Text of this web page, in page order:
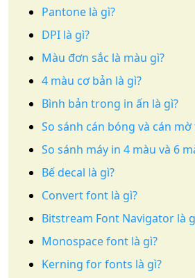
Pantone là gì?
DPI là gì?
Màu đơn sắc là màu gì?
4 màu cơ bản là gì?
Bình bản trong in ấn là gì?
So sánh cán bóng và cán
So sánh máy in 4 màu và 6
Bế decal là gì?
Convert font là gì?
Bitstream Font Navigator là
Monospace font là gì?
Kerning for fonts là gì?